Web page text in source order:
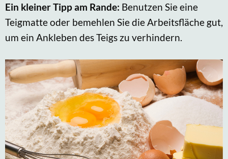
Ein kleiner Tipp am Rande: Benutzen Sie eine
Teigmatte oder bemehlen Sie die Arbeitsfläche gut,
um ein Ankleben des Teigs zu verhindern.